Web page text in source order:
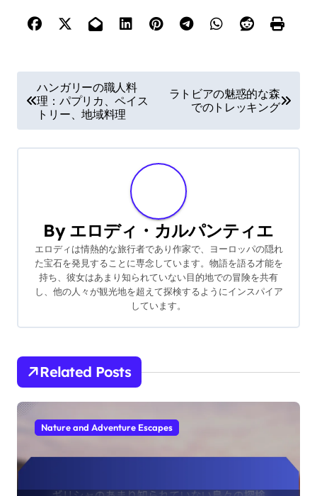
Post navigation
ハンガリーの職人料
理：パプリカ、ペイス
トリー、地域料理
ラトビアの魅惑的な森
でのトレッキング
By エロディ・カルパンティエ
エロディは情熱的な旅行者であり作家で、ヨーロッパの隠れ
た宝石を発見することに専念しています。物語を語る才能を
持ち、彼女はあまり知られていない目的地での冒険を共有
し、他の人々が観光地を超えて探検するようにインスパイア
しています。
Related Posts
Nature and Adventure Escapes